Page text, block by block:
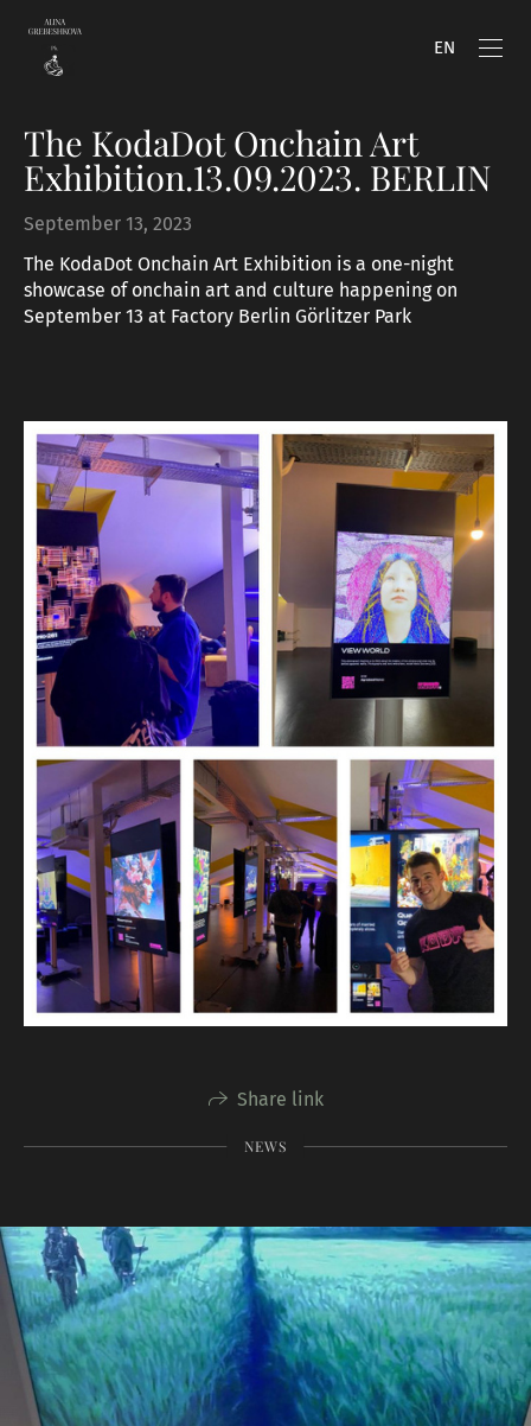
EN
The KodaDot Onchain Art
Exhibition.13.09.2023. BERLIN
September 13, 2023
The KodaDot Onchain Art Exhibition is a one-night
showcase of onchain art and culture happening on
September 13 at Factory Berlin Görlitzer Park
Share link
NEWS